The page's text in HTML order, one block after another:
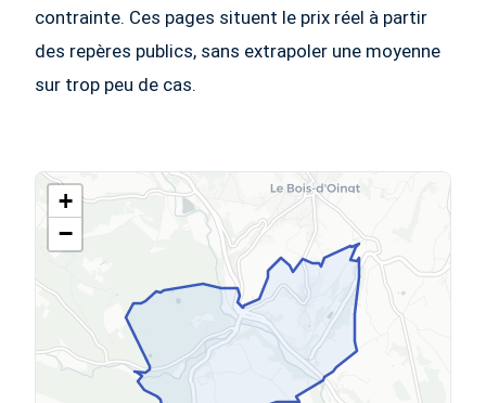
contrainte. Ces pages situent le prix réel à partir
des repères publics, sans extrapoler une moyenne
sur trop peu de cas.
+
−